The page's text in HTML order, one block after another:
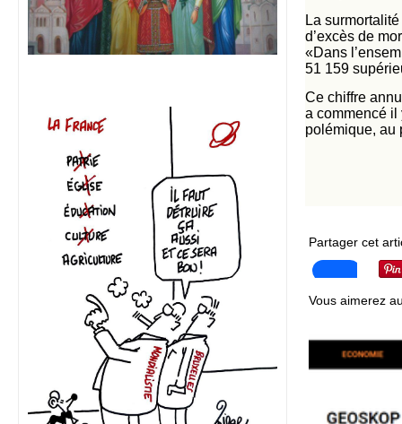
La
d’excès de
«Dans
51 159
Ce chiffre
a commencé il
polémique, au
Partager cet
Vous aimerez